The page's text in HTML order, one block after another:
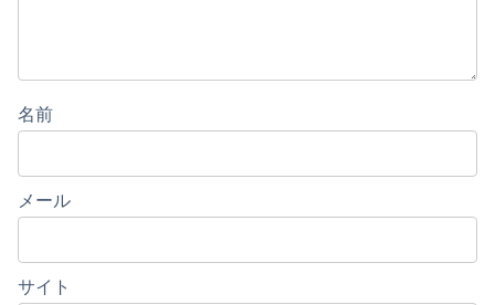
名前
メール
サイト